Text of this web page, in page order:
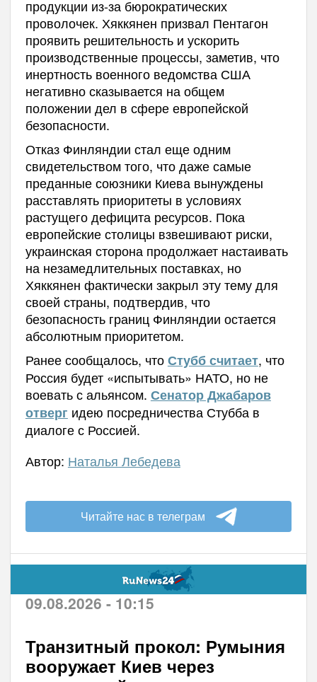
продукции из-за бюрократических
проволочек. Хяккянен призвал Пентагон
проявить решительность и ускорить
производственные процессы, заметив, что
инертность военного ведомства США
негативно сказывается на общем
положении дел в сфере европейской
безопасности.
Отказ Финляндии стал еще одним
свидетельством того, что даже самые
преданные союзники Киева вынуждены
расставлять приоритеты в условиях
растущего дефицита ресурсов. Пока
европейские столицы взвешивают риски,
украинская сторона продолжает настаивать
на незамедлительных поставках, но
Хяккянен фактически закрыл эту тему для
своей страны, подтвердив, что
безопасность границ Финляндии остается
абсолютным приоритетом.
Ранее сообщалось, чтоСтубб считает, что
Россия будет «испытывать» НАТО, но не
воевать с альянсом. Сенатор Джабаров
отверг идею посредничества Стубба в
диалоге с Россией.
Автор: Наталья Лебедева
Читайте нас в телеграм
09.08.2026 - 10:15
Транзитный прокол: Румыния
вооружает Киев через